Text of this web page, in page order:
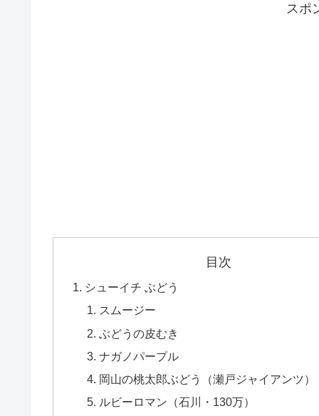
スポ
目次
シューイチ ぶどう
スムージー
ぶどうの皮むき
ナガノパープル
岡山の桃太郎ぶどう（瀬戸ジャイアンツ）
ルビーロマン（石川・130万）